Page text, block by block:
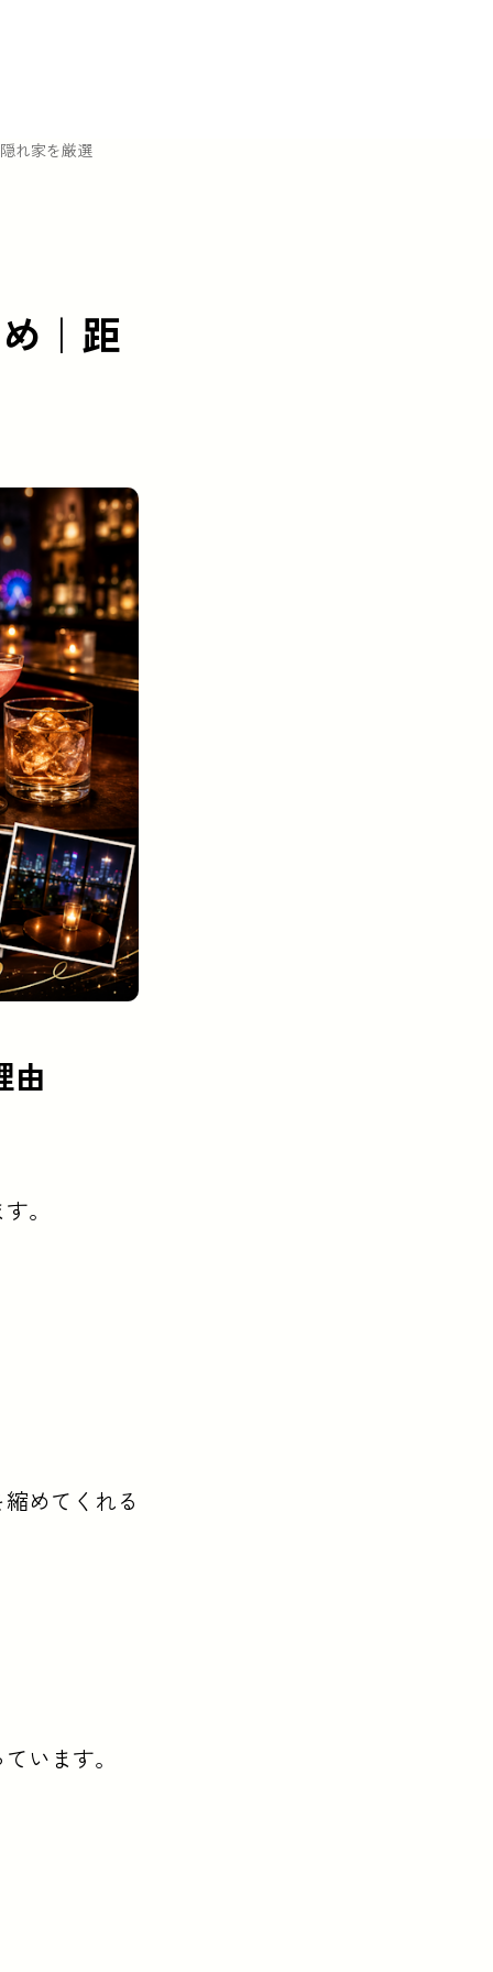
れ家を厳選
｜距
とに立ち寄る一軒として「バー」を選ぶ人が増えてい
由
。
めてくれる
います。